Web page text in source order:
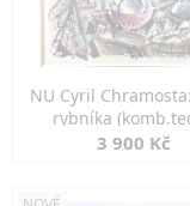
NU Cyril
rybníka
3 900 Kč